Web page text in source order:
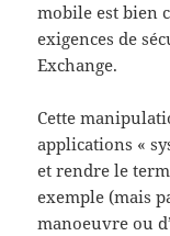
mobile est bien
exigences de
Exchange.
Cette
applications «
et rendre le
exemple (mais
manoeuvre ou